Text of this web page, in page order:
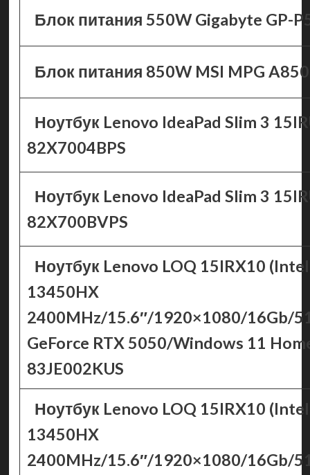
Блок питания 550W Gigabyte GP-
Блок питания 850W MSI MPG
Ноутбук Lenovo IdeaPad Slim 3
82X7004BPS
Ноутбук Lenovo IdeaPad Slim 3
82X700BVPS
Ноутбук Lenovo LOQ 15IRX10
13450HX
2400MHz/15.6″/1920×1080/16Gb/
GeForce RTX 5050/Windows 11
83JE002KUS
Ноутбук Lenovo LOQ 15IRX10
13450HX
2400MHz/15.6″/1920×1080/16Gb/